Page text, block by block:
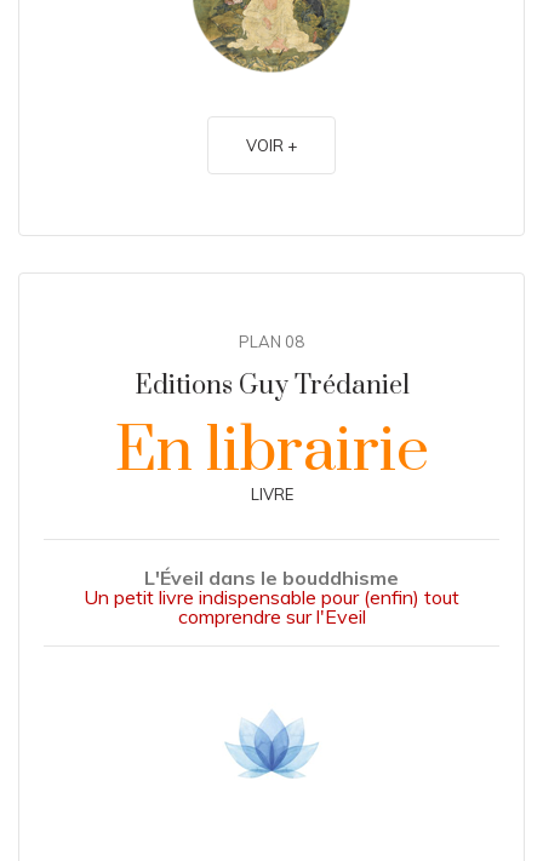
VOIR +
PLAN 08
Editions Guy Trédaniel
En librairie
LIVRE
L'Éveil dans le bouddhisme
Un petit livre indispensable pour (enfin) tout
comprendre sur l'Eveil